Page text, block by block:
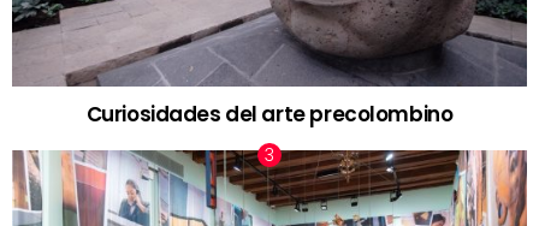
Curiosidades del arte precolombino